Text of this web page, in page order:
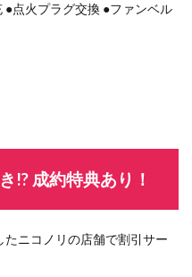
●点火プラグ交換 ●ファンベル
!? 成約特典あり！
ニコノリの店舗で割引サー